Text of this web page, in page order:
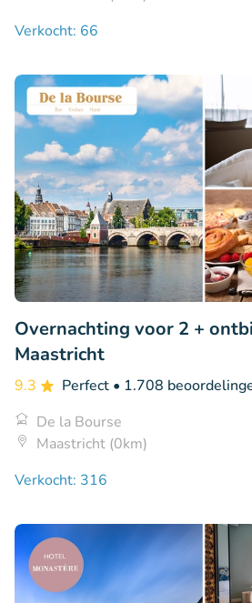
Verkocht: 66
Overnachting voor 2 +
Maastricht
9.3 Perfect • 1.708
De la Bourse
Maastricht (0km)
Verkocht: 316